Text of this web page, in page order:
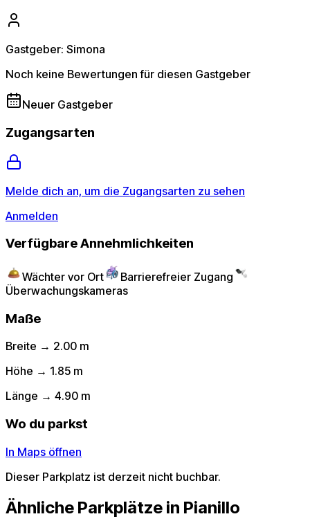
Gastgeber: Simona
Noch keine Bewertungen für diesen Gastgeber
Neuer Gastgeber
Zugangsarten
Melde dich an, um die Zugangsarten zu sehen
Anmelden
Verfügbare Annehmlichkeiten
Wächter vor Ort
Barrierefreier Zugang
Überwachungskameras
Maße
Breite → 2.00 m
Höhe → 1.85 m
Länge → 4.90 m
Wo du parkst
In Maps öffnen
Dieser Parkplatz ist derzeit nicht buchbar.
Ähnliche Parkplätze in Pianillo